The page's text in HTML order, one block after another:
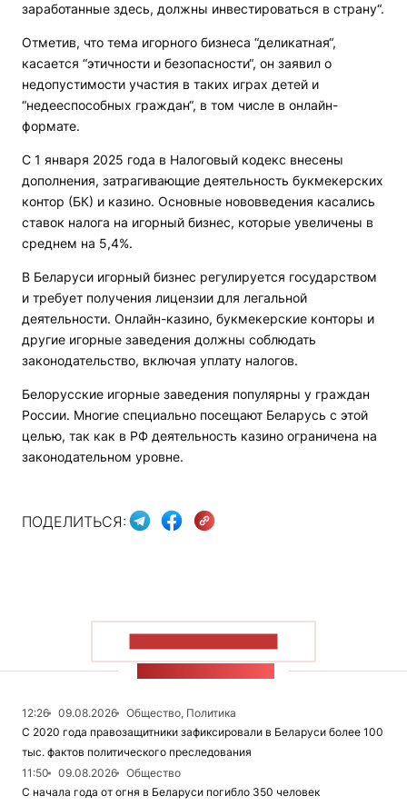
заработанные здесь, должны инвестироваться в страну“.
Отметив, что тема игорного бизнеса “деликатная“,
касается “этичности и безопасности“, он заявил о
недопустимости участия в таких играх детей и
“недееспособных граждан“, в том числе в онлайн-
формате.
С 1 января 2025 года в Налоговый кодекс внесены
дополнения, затрагивающие деятельность букмекерских
контор (БК) и казино. Основные нововведения касались
ставок налога на игорный бизнес, которые увеличены в
среднем на 5,4%.
В Беларуси игорный бизнес регулируется государством
и требует получения лицензии для легальной
деятельности. Онлайн-казино, букмекерские конторы и
другие игорные заведения должны соблюдать
законодательство, включая уплату налогов.
Белорусские игорные заведения популярны у граждан
России. Многие специально посещают Беларусь с этой
целью, так как в РФ деятельность казино ограничена на
законодательном уровне.
ПОДЕЛИТЬСЯ:
12:26 09.08.2026
Общество, Политика
С 2020 года правозащитники зафиксировали в Беларуси более 100
тыс. фактов политического преследования
11:50
09.08.2026
Общество
С начала года от огня в Беларуси погибло 350 человек